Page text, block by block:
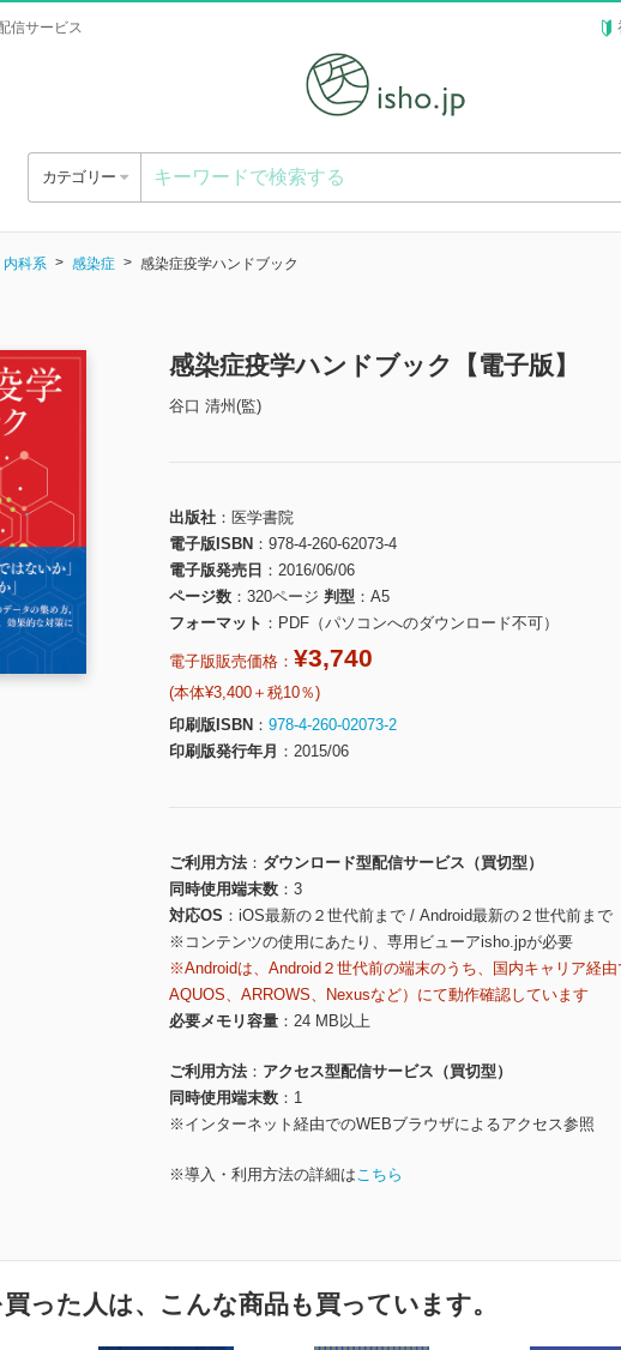
信サービス
カテゴリー
内科系 感染症 感染症疫学ハンドブック
感染症疫学ハンドブック【電子版】
谷口 清州(監)
出版社
医学書院
電子版ISBN
978-4-260-62073-4
電子版発売日
2016/06/06
ページ数
320ページ 判型
A5
フォーマット
PDF（パソコンへのダウンロード不可）
電子版販売価格： ¥3,740
(本体¥3,400＋税10％)
印刷版ISBN
978-4-260-02073-2
印刷版発行年月
2015/06
ご利用方法
ダウンロード型配信サービス（買切型）
同時使用端末数
3
対応OS
iOS最新の２世代前まで / Android最新の２世代前まで
※コンテンツの使用にあたり、専用ビューアisho.jpが必要
※Androidは、Android２世代前の端末のうち、国内キャリア経
AQUOS、ARROWS、Nexusなど）にて動作確認しています
必要メモリ容量
24 MB以上
ご利用方法
アクセス型配信サービス（買切型）
同時使用端末数
1
※インターネット経由でのWEBブラウザによるアクセス参照
※導入・利用方法の詳細はこちら
った人は、こんな商品も買っています。